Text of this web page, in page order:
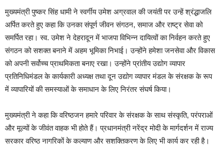
मुख्यमंत्री पुष्कर सिंह धामी ने स्वर्गीय उमेश अग्रवाल की जयंती पर उन्हें श्रंद्धाजलि
अर्पित करते हुए कहा कि उनका संपूर्ण जीवन संगठन, समाज और राष्ट्र सेवा को
समर्पित रहा। स्व. उमेश ने देहरादून में भाजपा विभिन्न दायित्वों का निर्वहन करते हुए
संगठन को सशक्त बनाने में अहम भूमिका निभाई। उन्होंने हमेशा जनसेवा और विकास
को अपनी सर्वोच्च प्राथमिकता बनाए रखा। उन्होंने प्रांतीय उद्योग व्यापार
प्रतिनिधिमंडल के कार्यकारी अध्यक्ष तथा दून उद्योग व्यापार मंडल के संरक्षक के रूप
में व्यापारियों की समस्याओं के समाधान के लिए निरंतर संघर्ष किया।
मुख्यमंत्री ने कहा कि वरिष्ठजन हमारे परिवार के संरक्षक के साथ संस्कृति, परंपराओं
और मूल्यों के जीवंत वाहक भी होते हैं। प्रधानमंत्री नरेंद्र मोदी के मार्गदर्शन में राज्य
सरकार वरिष्ठ नागरिकों के कल्याण और सशक्तिकरण के लिए भी कार्य कर रही है।